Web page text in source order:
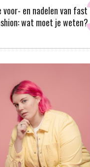
voor- en nadelen van fast
wat moet je weten?